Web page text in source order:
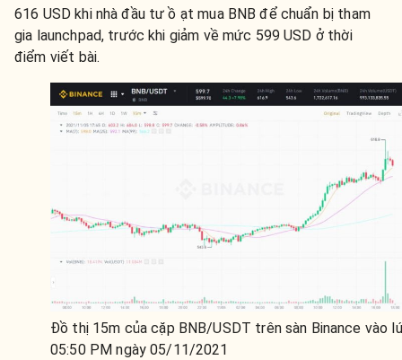
616 USD khi nhà đầu tư ồ ạt mua BNB để chuẩn bị tham
gia launchpad, trước khi giảm về mức 599 USD ở thời
điểm viết bài.
Đồ thị 15m của cặp BNB/USDT trên sàn Binance vào
05:50 PM ngày 05/11/2021